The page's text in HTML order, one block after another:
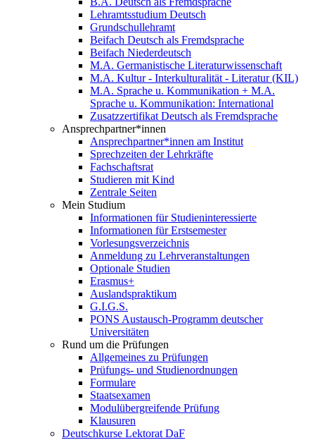
Lehramtsstudium Deutsch
Grundschullehramt
Beifach Deutsch als Fremdsprache
Beifach Niederdeutsch
M.A. Germanistische Literaturwissenschaft
M.A. Kultur - Interkulturalität - Literatur (KIL)
M.A. Sprache u. Kommunikation + M.A.
Sprache u. Kommunikation: International
Zusatzzertifikat Deutsch als Fremdsprache
Ansprechpartner*innen
Ansprechpartner*innen am Institut
Sprechzeiten der Lehrkräfte
Fachschaftsrat
Studieren mit Kind
Zentrale Seiten
Mein Studium
Informationen für Studieninteressierte
Informationen für Erstsemester
Vorlesungsverzeichnis
Anmeldung zu Lehrveranstaltungen
Optionale Studien
Erasmus+
Auslandspraktikum
G.I.G.S.
PONS Austausch-Programm deutscher
Universitäten
Rund um die Prüfungen
Allgemeines zu Prüfungen
Prüfungs- und Studienordnungen
Formulare
Staatsexamen
Modulübergreifende Prüfung
Klausuren
Deutschkurse Lektorat DaF